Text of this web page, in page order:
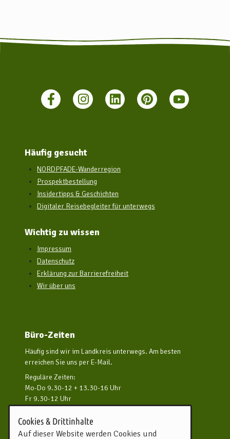
Häufig gesucht
NORDPFADE-Wanderregion
Prospektbestellung
Insidertipps & Geschichten
Digitaler Reisebegleiter für unterwegs
Wichtig zu wissen
Impressum
Datenschutz
Erklärung zur Barrierefreiheit
Wir über uns
Büro-Zeiten
Häufig sind wir im Landkreis unterwegs. Am besten
erreichen Sie uns per E-Mail.
Reguläre Zeiten:
Mo-Do 9.30-12 + 13.30-16 Uhr
Fr 9.30-12 Uhr
Kontakt aufnehmen
Cookies & Drittinhalte
Auf dieser Website werden Cookies und